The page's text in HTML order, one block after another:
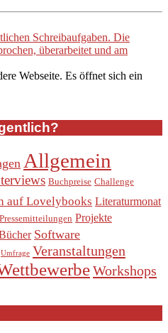
Schreibaufgaben. Die
überarbeitet und am
Webseite. Es öffnet sich ein
Allgemein
Buchpreise Challenge
auf Lovelybooks Literaturmonat
Pressemitteilungen Projekte
Software
Umfrage Veranstaltungen
Workshops